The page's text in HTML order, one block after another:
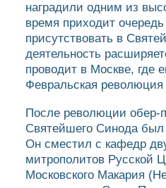
наградили одним из
время приходит
присутствовать в
деятельность
проводит в Москве, где
Февральская революция
После революции обер-
Святейшего Синода
Он сместил с кафедр
митрополитов Русской
Московского Макария